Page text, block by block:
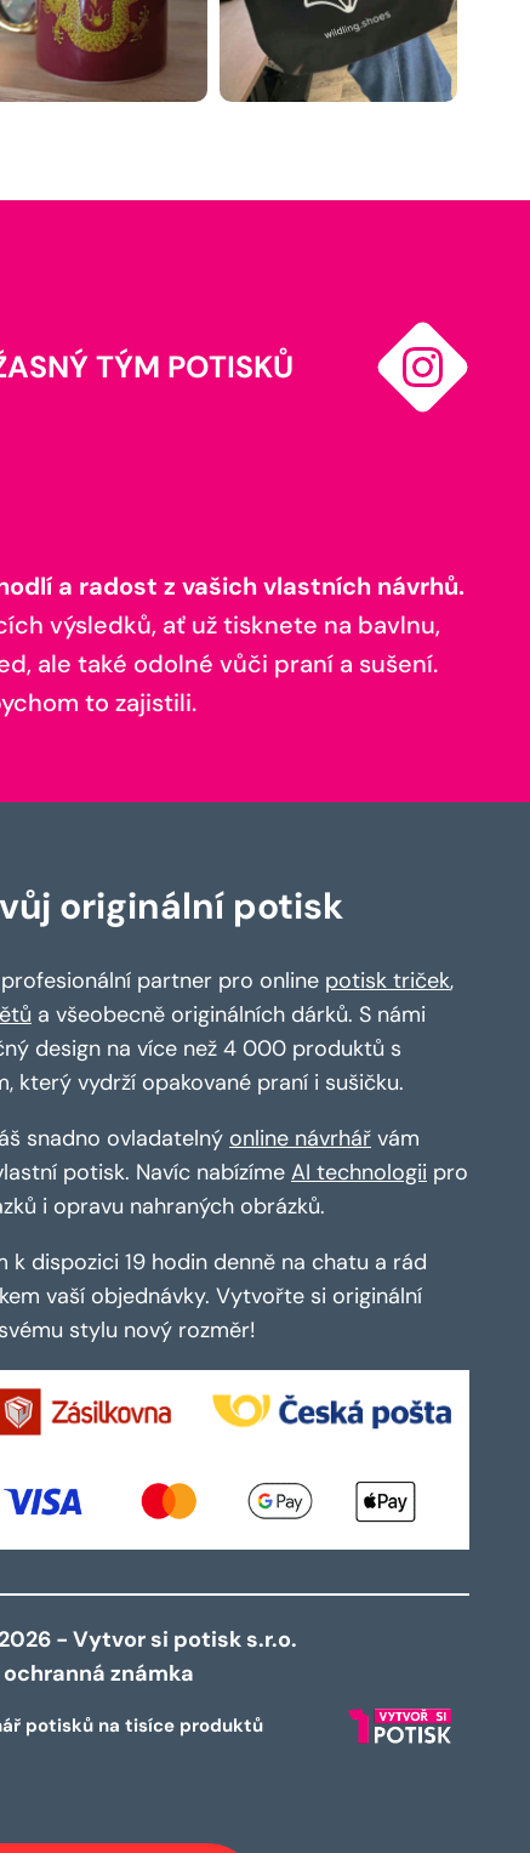
TÝM POTISKŮ
a radost z vašich vlastních návrhů.
výsledků, ať už tisknete na bavlnu,
ale také odolné vůči praní a sušení.
to zajistili.
originální potisk
partner pro online potisk triček,
a všeobecně originálních dárků. S námi
design na více než 4 000 produktů s
který vydrží opakované praní i sušičku.
snadno ovladatelný online návrhář vám
potisk. Navíc nabízíme AI technologii pro
i opravu nahraných obrázků.
k dispozici 19 hodin denně na chatu a rád
vaší objednávky. Vytvořte si originální
stylu nový rozměr!
- Vytvor si potisk s.r.o.
známka
potisků na tisíce produktů